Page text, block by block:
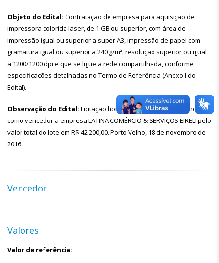
Objeto do Edital: Contratação de empresa para aquisição de
impressora colorida laser, de 1 GB ou superior, com área de
impressão igual ou superior a super A3, impressão de papel com
gramatura igual ou superior a 240 g/m², resolução superior ou igual
a 1200/1200 dpi e que se ligue a rede compartilhada, conforme
especificações detalhadas no Termo de Referência (Anexo I do
Edital).
Observação do Edital: Licitação homologada e publicada tendo
como vencedor a empresa LATINA COMÉRCIO & SERVIÇOS EIRELI pelo
valor total do lote em R$ 42.200,00. Porto Velho, 18 de novembro de
2016.
Vencedor
Valores
Valor de referência: